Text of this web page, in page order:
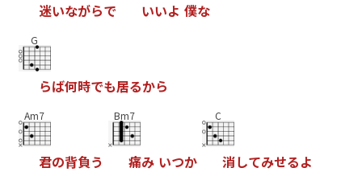
迷いながらで いいよ 僕な
G
らば何時でも居るから
Am7
君の背負う
Bm7
痛み いつか
C
消してみせるよ